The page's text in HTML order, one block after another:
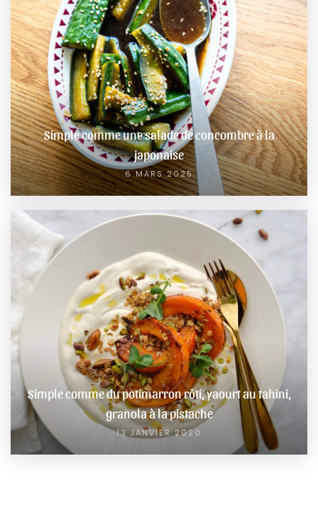
Simple comme une salade de concombre à la
japonaise
6 MARS 2025
Simple comme du potimarron rôti, yaourt au tahini,
granola à la pistache
13 JANVIER 2020